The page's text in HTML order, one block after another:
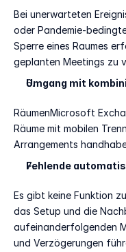
Bei unerwarteten
oder Pandemie-
Sperre eines Raumes
geplanten Meetings zu
Umgang mit
RäumenMicrosoft
Räume mit mobilen
Arrangements
Fehlende
Es gibt keine Funktion
das Setup und die
aufeinanderfolgenden
und Verzögerungen